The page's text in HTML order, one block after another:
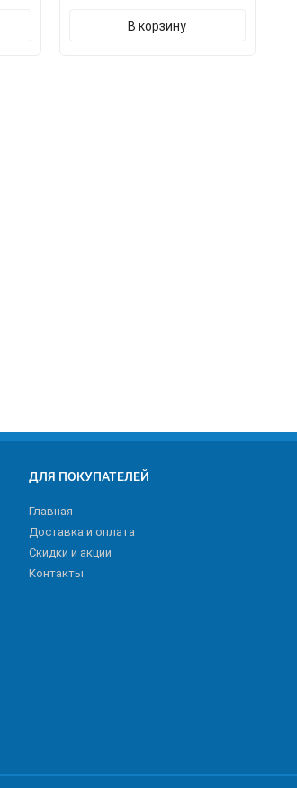
В корзину
ДЛЯ ПОКУПАТЕЛЕЙ
Главная
Доставка и оплата
Скидки и акции
Контакты